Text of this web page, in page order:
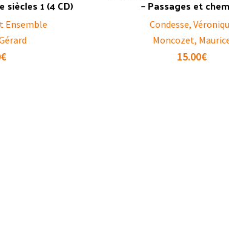
1 (4 CD)
Ensemble
€
– Passages et
Condesse,
Moncozet,
15.00€